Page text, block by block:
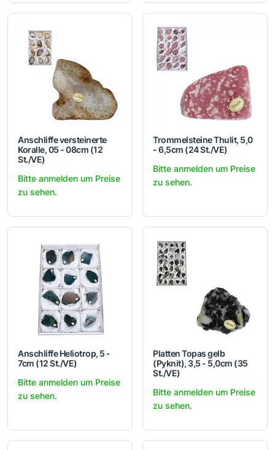
Anschliffe versteinerte
Koralle, 05 - 08cm (12
St./VE)
Bitte anmelden um Preise
zu sehen.
Trommelsteine Thulit, 5,0
- 6,5cm (24 St./VE)
Bitte anmelden um Preise
zu sehen.
Anschliffe Heliotrop, 5 -
7cm (12 St./VE)
Bitte anmelden um Preise
zu sehen.
Platten Topas gelb
(Pyknit), 3,5 - 5,0cm (35
St./VE)
Bitte anmelden um Preise
zu sehen.